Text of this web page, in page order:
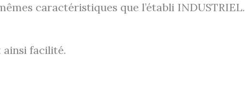
caractéristiques que l’établi INDUSTRIEL.
ainsi facilité.